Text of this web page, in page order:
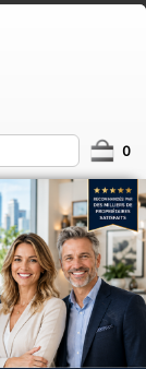
0